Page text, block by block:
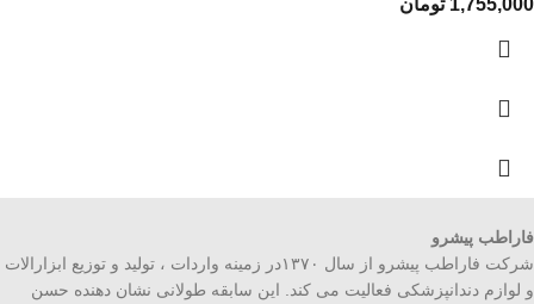
فاراطب پیشرو
شرکت فاراطب پیشرو از سال ۱۳۷۰در زمینه واردات ، تولید و توزیع ابزارالات
و لوازم دندانپزشکی فعالیت می کند. این سابقه طولانی نشان دهنده حسن